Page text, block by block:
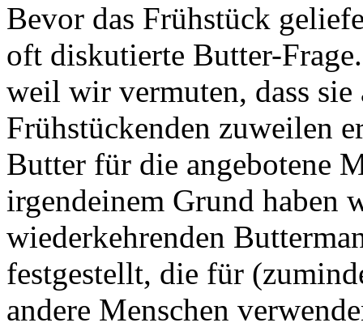
Bevor das Frühstück
oft diskutierte Butter-
weil wir vermuten, dass sie
Frühstückenden zuweilen
Butter für die angebotene
irgendeinem Grund haben
wiederkehrenden
festgestellt, die für
andere Menschen